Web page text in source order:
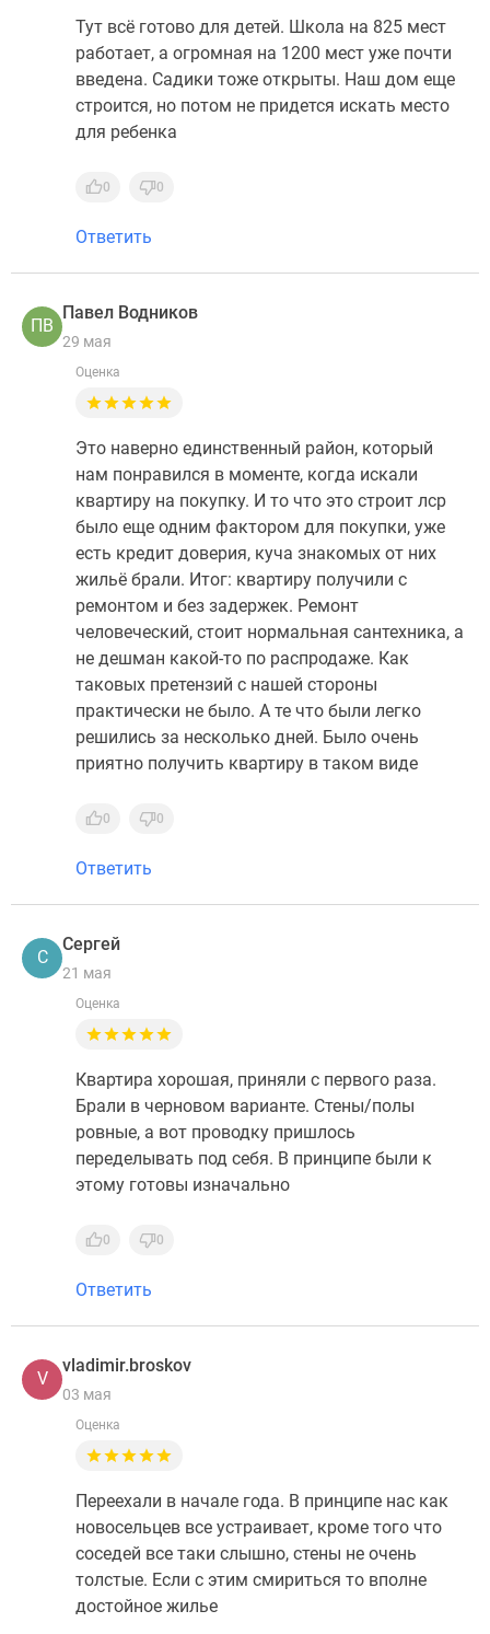
Тут всё готово для детей. Школа на 825 мест
работает, а огромная на 1200 мест уже почти
введена. Садики тоже открыты. Наш дом еще
строится, но потом не придется искать место
для ребенка
0 0
Ответить
ПВ
Павел Водников
29 мая
Оценка
Это наверно единственный район, который
нам понравился в моменте, когда искали
квартиру на покупку. И то что это строит лср
было еще одним фактором для покупки, уже
есть кредит доверия, куча знакомых от них
жильё брали. Итог: квартиру получили с
ремонтом и без задержек. Ремонт
человеческий, стоит нормальная сантехника, а
не дешман какой-то по распродаже. Как
таковых претензий с нашей стороны
практически не было. А те что были легко
решились за несколько дней. Было очень
приятно получить квартиру в таком виде
0 0
Ответить
С
Сергей
21 мая
Оценка
Квартира хорошая, приняли с первого раза.
Брали в черновом варианте. Стены/полы
ровные, а вот проводку пришлось
переделывать под себя. В принципе были к
этому готовы изначально
0 0
Ответить
V
vladimir.broskov
03 мая
Оценка
Переехали в начале года. В принципе нас как
новосельцев все устраивает, кроме того что
соседей все таки слышно, стены не очень
толстые. Если с этим смириться то вполне
достойное жилье